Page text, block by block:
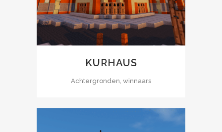
KURHAUS
Achtergronden, winnaars